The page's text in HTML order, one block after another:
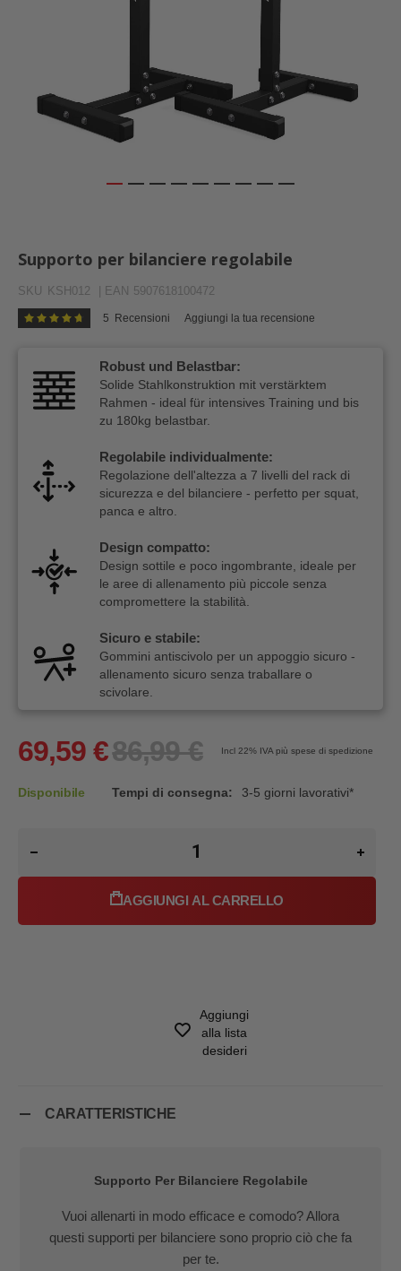
galleria
immagini
Supporto per bilanciere regolabile
SKU KSH012 | EAN 5907618100472
Valutazione:
96
% of100
5 Recensioni Aggiungi la tua recensione
Robust und Belastbar:
Solide Stahlkonstruktion mit verstärktem
Rahmen - ideal für intensives Training und bis
zu 180kg belastbar.
Regolabile individualmente:
Regolazione dell'altezza a 7 livelli del rack di
sicurezza e del bilanciere - perfetto per squat,
panca e altro.
Design compatto:
Design sottile e poco ingombrante, ideale per
le aree di allenamento più piccole senza
compromettere la stabilità.
Sicuro e stabile:
Gommini antiscivolo per un appoggio sicuro -
allenamento sicuro senza traballare o
scivolare.
69,59 €86,99 € Incl 22% IVA più spese di spedizione
Disponibile Tempi di consegna: 3-5 giorni lavorativi*
AGGIUNGI AL CARRELLO
Aggiungi
alla lista
desideri
CARATTERISTICHE
Supporto Per Bilanciere Regolabile
Vuoi allenarti in modo efficace e comodo? Allora
questi supporti per bilanciere sono proprio ciò che fa
per te.